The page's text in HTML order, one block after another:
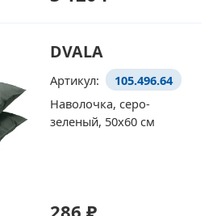
DVALA
Артикул:
105.496.64
Наволочка, серо-
зеленый, 50x60 см